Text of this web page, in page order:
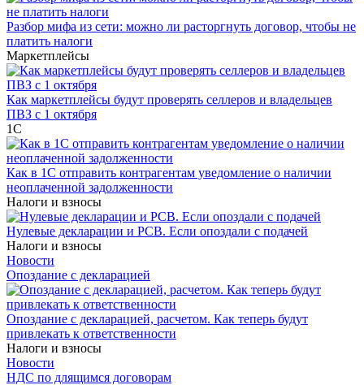
Разбор мифа из сети: можно ли расторгнуть договор, чтобы не
платить налоги
Маркетплейсы
Как маркетплейсы будут проверять селлеров и владельцев
ПВЗ с 1 октября
1С
Как в 1С отправить контрагентам уведомление о наличии
неоплаченной задолженности
Налоги и взносы
Нулевые декларации и РСВ. Если опоздали с подачей
Налоги и взносы
Новости
Опоздание с декларацией
Опоздание с декларацией, расчетом. Как теперь будут
привлекать к ответственности
Налоги и взносы
Новости
НДС по длящимся договорам